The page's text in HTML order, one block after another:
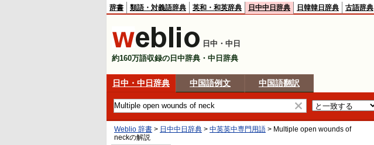
辞書 類語・対義語辞典 英和・和英辞典 日中中日辞典 日韓韓日辞典 古語辞典
日中・中日
約160万語収録の日中辞典・中日辞典
日中・中日辞典 中国語例文 中国語翻訳
Weblio 辞書 > 日中中日辞典 > 中英英中専門用語 > Multiple open wounds of
neckの解説